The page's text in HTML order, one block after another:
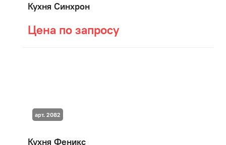
Кухня Синхрон
Цена по запросу
Кухня Феникс
арт. 2082